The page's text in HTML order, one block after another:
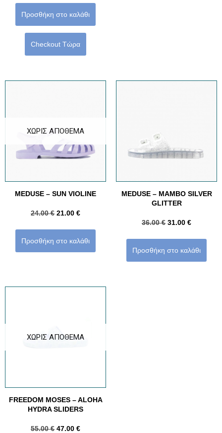
Προσθήκη στο καλάθι
Checkout Τώρα
ΧΩΡΊΣ ΑΠΌΘΕΜΑ
MEDUSE – SUN VIOLINE
24.00€ 21.00 €
Προσθήκη στο καλάθι
MEDUSE – MAMBO SILVER
GLITTER
36.00€ 31.00 €
Προσθήκη στο καλάθι
ΧΩΡΊΣ ΑΠΌΘΕΜΑ
FREEDOM MOSES – ALOHA
HYDRA SLIDERS
55.00€ 47.00 €